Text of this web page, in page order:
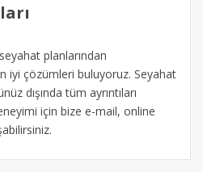
planlarından
iyi çözümleri buluyoruz. Seyahat
dışında tüm ayrıntıları
için bize e-mail, online